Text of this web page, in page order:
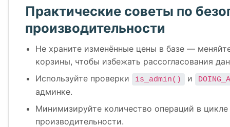
Практические советы по
производительности
Не храните изменённые цены в базе —
корзины, чтобы избежать рассогласования
Используйте проверки
is_admin() и
админке.
Минимизируйте количество операций в
производительности.